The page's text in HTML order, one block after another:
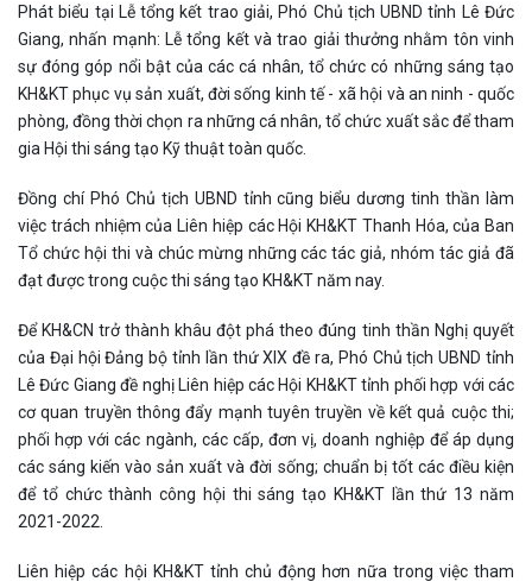
Phát biểu tại Lễ tổng kết trao giải, Phó Chủ tịch UBND tỉnh Lê Đức
Giang, nhấn mạnh: Lễ tổng kết và trao giải thưởng nhằm tôn vinh
sự đóng góp nổi bật của các cá nhân, tổ chức có những sáng tạo
KH&KT phục vụ sản xuất, đời sống kinh tế - xã hội và an ninh - quốc
phòng, đồng thời chọn ra những cá nhân, tổ chức xuất sắc để tham
gia Hội thi sáng tạo Kỹ thuật toàn quốc.
Đồng chí Phó Chủ tịch UBND tỉnh cũng biểu dương tinh thần làm
việc trách nhiệm của Liên hiệp các Hội KH&KT Thanh Hóa, của Ban
Tổ chức hội thi và chúc mừng những các tác giả, nhóm tác giả đã
đạt được trong cuộc thi sáng tạo KH&KT năm nay.
Để KH&CN trở thành khâu đột phá theo đúng tinh thần Nghị quyết
của Đại hội Đảng bộ tỉnh lần thứ XIX đề ra, Phó Chủ tịch UBND tỉnh
Lê Đức Giang đề nghị Liên hiệp các Hội KH&KT tỉnh phối hợp với các
cơ quan truyền thông đẩy mạnh tuyên truyền về kết quả cuộc thi;
phối hợp với các ngành, các cấp, đơn vị, doanh nghiệp để áp dụng
các sáng kiến vào sản xuất và đời sống; chuẩn bị tốt các điều kiện
để tổ chức thành công hội thi sáng tạo KH&KT lần thứ 13 năm
2021-2022.
Liên hiệp các hội KH&KT tỉnh chủ động hơn nữa trong việc tham